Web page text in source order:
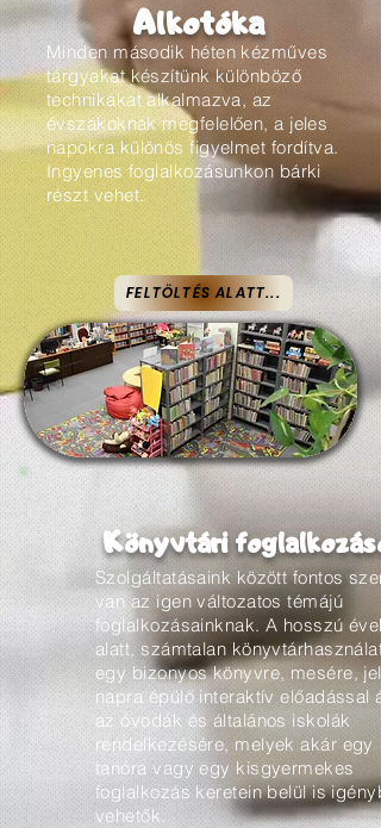
Alkotóka
Minden második héten kézműves
tárgyakat készítünk különböző
technikákat alkalmazva, az
évszakoknak megfelelően, a jeles
napokra különös figyelmet fordítva.
Ingyenes foglalkozásunkon bárki
részt vehet.
FELTÖLTÉS ALATT...
Könyvtári
Szolgáltatásaink között fontos
van az igen változatos témájú
foglalkozásainknak. A hosszú évek
alatt, számtalan
egy bizonyos könyvre, mesére,
napra épülő interaktív előadással
az óvodák és általános iskolák
rendelkezésére, melyek akár egy
tanóra vagy egy kisgyermekes
foglalkozás keretein belül is
vehetők.